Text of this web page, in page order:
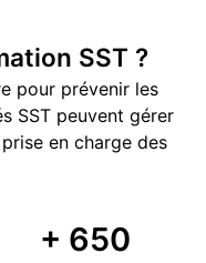
SST ?
pour prévenir les
SST peuvent gérer
en charge des
+ 650